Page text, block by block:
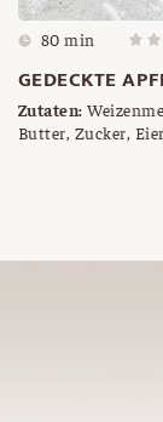
80 min
GEDECKTE
Zutaten:
Butter, Zucker,